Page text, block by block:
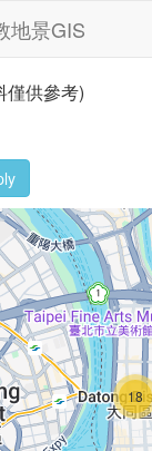
地景GIS
僅供參考)
18